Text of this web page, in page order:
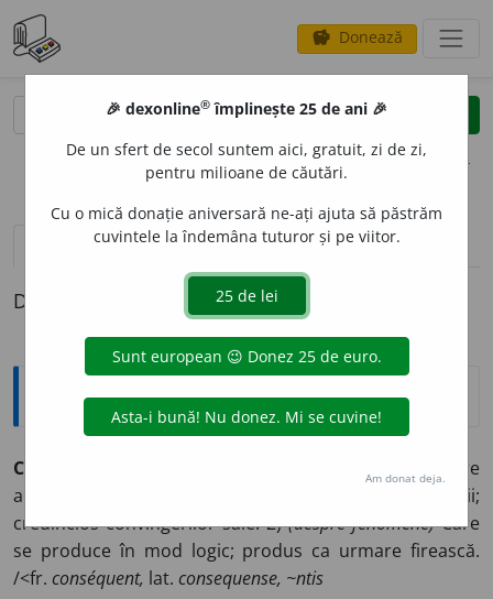
savings Donează
clear
opțiuni
definiții (1) pronunțievolume_up (30)
Definiția cu ID-ul 329200:
Explicative DEX
CONSECV
Care
acționează în conformitate cu principiile proprii;
credincios convingerilor sale. 2)(despre fenomene)Care
se produce în mod logic; produs ca urmare firească.
/<fr. conséquent, lat. consequense, ~ntis
🎉 dexonline® împlinește 25 de ani 🎉
De un sfert de secol suntem aici, gratuit, zi de zi,
pentru milioane de căutări.
Cu o mică donație aniversară ne-ați ajuta să păstrăm
cuvintele la îndemâna tuturor și pe viitor.
Am donat deja.